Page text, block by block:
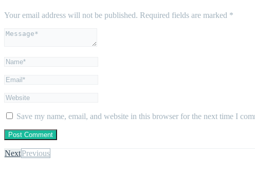
Your email address will not be published. Required fields are marked *
Save my name, email, and website in this browser for the next time I
NextPrevious